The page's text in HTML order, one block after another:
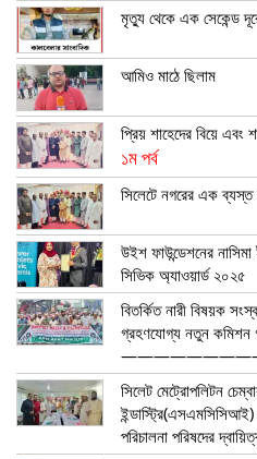
মৃত্যু থেকে এক সেকেন্ড
আমিও মাঠে ছিলাম
প্রিয় শাহেদের বিয়ে এবং
১ম পর্ব
সিলেটে নগরের এক ব্যস্ত
উইশ ফাউন্ডেশনের
সিভিক অ্যাওয়ার্ড ২০২৫
বিতর্কিত নারী বিষয়ক
গ্রহণযোগ্য নতুন কমিশন
সিলেট মেট্রোপলিটন
ইন্ডাস্ট্রি(এসএমসিসিআই)
পরিচালনা পরিষদের